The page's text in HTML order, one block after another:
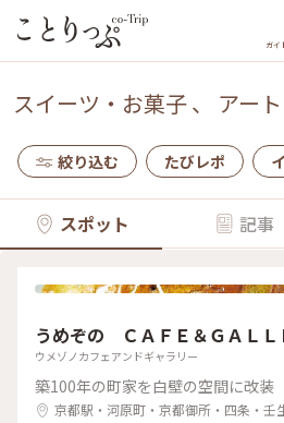
ガイ
スイーツ・お菓子、 アー
絞り込む たびレポ
スポット 記事
うめぞの ＣＡＦＥ＆ＧＡＬＬ
ウメゾノカフェアンドギャラリー
築100年の町家を白壁の空間に改装
京都駅・河原町・京都御所・四条・壬